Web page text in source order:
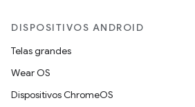
DISPOSITIVOS ANDROID
Telas grandes
Wear OS
Dispositivos ChromeOS